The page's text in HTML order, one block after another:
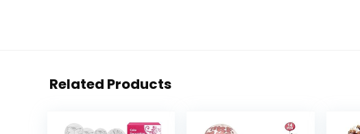
Related Products